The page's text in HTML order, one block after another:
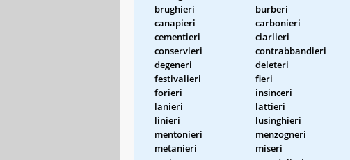
brughieri
burberi
canapieri
carbonieri
cementieri
ciarlieri
conservieri
contrabbandieri
degeneri
deleteri
festivalieri
fieri
forieri
insinceri
lanieri
lattieri
linieri
lusinghieri
mentonieri
menzogneri
metanieri
miseri